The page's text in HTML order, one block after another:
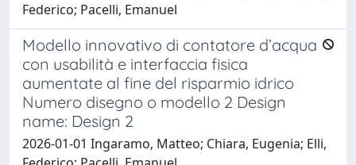
Federico; Pacelli, Emanuel
Modello innovativo di contatore d’acqua
con usabilità e interfaccia fisica
aumentate al fine del risparmio idrico
Numero disegno o modello 2 Design
name: Design 2
2026-01-01 Ingaramo, Matteo; Chiara, Eugenia; Elli,